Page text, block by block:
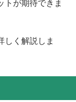
トが期待できま
しく解説しま